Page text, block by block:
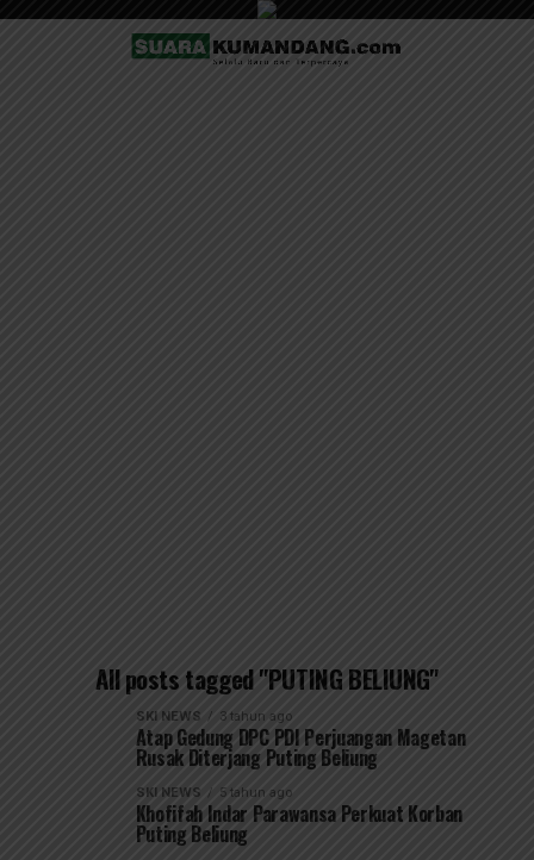
All posts tagged "PUTING BELIUNG"
SKI NEWS 3 tahun ago
Atap Gedung DPC PDI Perjuangan Magetan
Rusak Diterjang Puting Beliung
SKI NEWS 5 tahun ago
Khofifah Indar Parawansa Perkuat Korban
Puting Beliung